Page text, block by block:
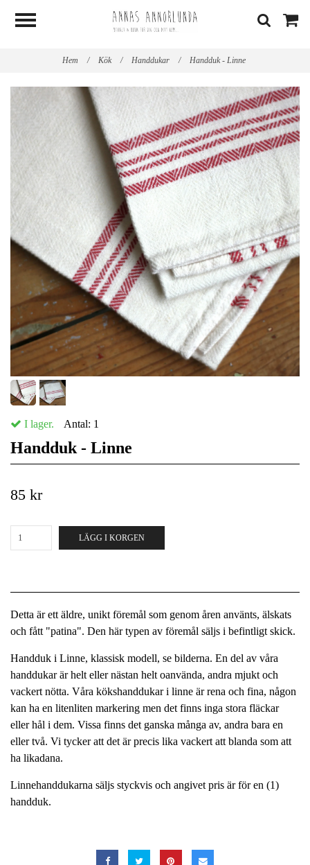
Hem / Kök / Handdukar / Handduk - Linne
I lager. Antal: 1
Handduk - Linne
85 kr
LÄGG I KORGEN
Detta är ett äldre, unikt föremål som genom åren använts, älskats
och fått "patina". Den här typen av föremål säljs i befintligt skick.
Handduk i Linne, klassisk modell, se bilderna. En del av våra
handdukar är helt eller nästan helt oanvända, andra mjukt och
vackert nötta. Våra kökshanddukar i linne är rena och fina, någon
kan ha en litenliten markering men det finns inga stora fläckar
eller hål i dem. Vissa finns det ganska många av, andra bara en
eller två. Vi tycker att det är precis lika vackert att blanda som att
ha likadana.
Linnehanddukarna säljs styckvis och angivet pris är för en (1)
handduk.